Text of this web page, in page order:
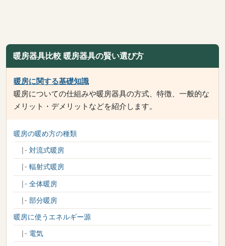
暖房器具比較 暖房器具の賢い選び方
暖房に関する基礎知識
暖房についての仕組みや暖房器具の方式、特徴、一般的な
メリット・デメリットなどを紹介します。
暖房の暖め方の種類
|- 対流式暖房
|- 輻射式暖房
|- 全体暖房
|- 部分暖房
暖房に使うエネルギー源
|- 電気